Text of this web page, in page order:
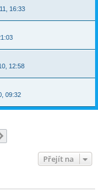
16:33
12:58
09:32
Přejít na